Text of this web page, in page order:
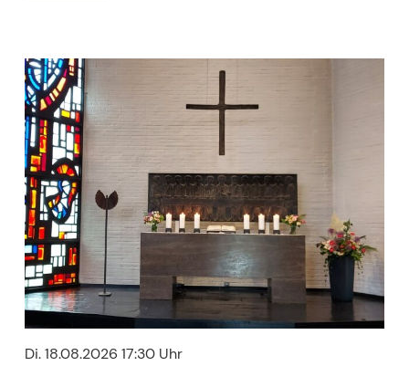
Di. 18.08.2026 17:30 Uhr